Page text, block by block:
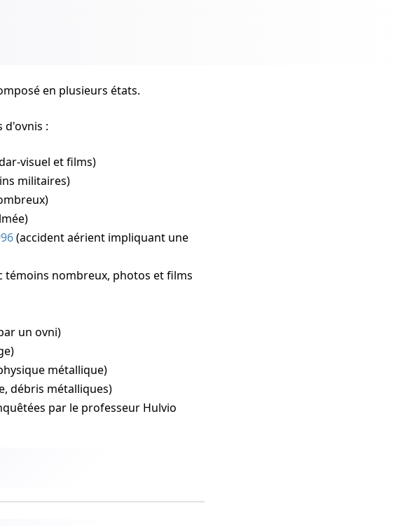
en plusieurs états.
d'ovnis :
visuel et films)
militaires)
(accident aérient impliquant une
témoins nombreux, photos et films
un ovni)
métallique)
débris métalliques)
par le professeur Hulvio